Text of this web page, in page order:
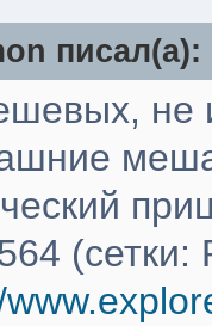
писал(a):
не
(сетки: